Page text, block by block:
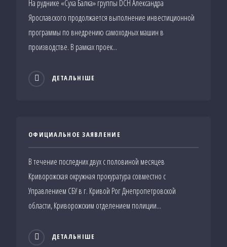
На руднике «Суха Балка» группы DCH Александра
Ярославского продолжается выполнение инвестиционной
программы по внедрению самоходных машин в
производстве. В рамках проек...
ДЕТАЛЬНІШЕ
ОФИЦИАЛЬНОЕ ЗАЯВЛЕНИЕ
В течение последних двух с половиной месяцев
Криворожская окружная прокуратура совместно с
Управлением СБУ в г. Кривой Рог Днепропетровской
области, Криворожским отделением полиции...
ДЕТАЛЬНІШЕ